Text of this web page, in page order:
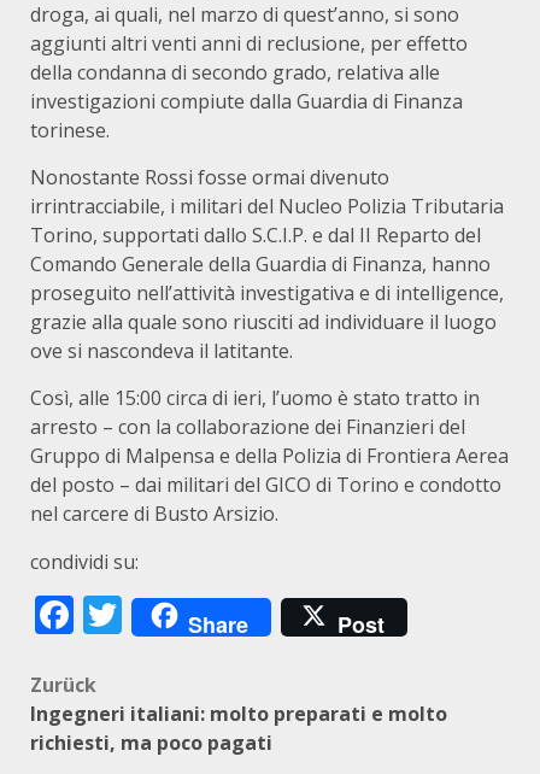
droga, ai quali, nel marzo di quest’anno, si sono
aggiunti altri venti anni di reclusione, per effetto
della condanna di secondo grado, relativa alle
investigazioni compiute dalla Guardia di Finanza
torinese.
Nonostante Rossi fosse ormai divenuto
irrintracciabile, i militari del Nucleo Polizia Tributaria
Torino, supportati dallo S.C.I.P. e dal II Reparto del
Comando Generale della Guardia di Finanza, hanno
proseguito nell’attività investigativa e di intelligence,
grazie alla quale sono riusciti ad individuare il luogo
ove si nascondeva il latitante.
Così, alle 15:00 circa di ieri, l’uomo è stato tratto in
arresto – con la collaborazione dei Finanzieri del
Gruppo di Malpensa e della Polizia di Frontiera Aerea
del posto – dai militari del GICO di Torino e condotto
nel carcere di Busto Arsizio.
condividi su:
Facebook
Twitter
Share Post
Beitragsnavigation
Zurück
Ingegneri italiani: molto preparati e molto
richiesti, ma poco pagati